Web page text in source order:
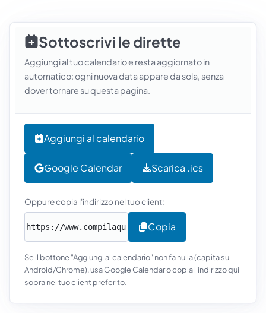
Sottoscrivi le dirette
Aggiungi al tuo calendario e resta aggiornato in
automatico: ogni nuova data appare da sola, senza
dover tornare su questa pagina.
Aggiungi al calendario
Google Calendar Scarica .ics
Oppure copia l'indirizzo nel tuo client:
Copia
Se il bottone "Aggiungi al calendario" non fa nulla (capita su
Android/Chrome), usa Google Calendar o copia l'indirizzo qui
sopra nel tuo client preferito.